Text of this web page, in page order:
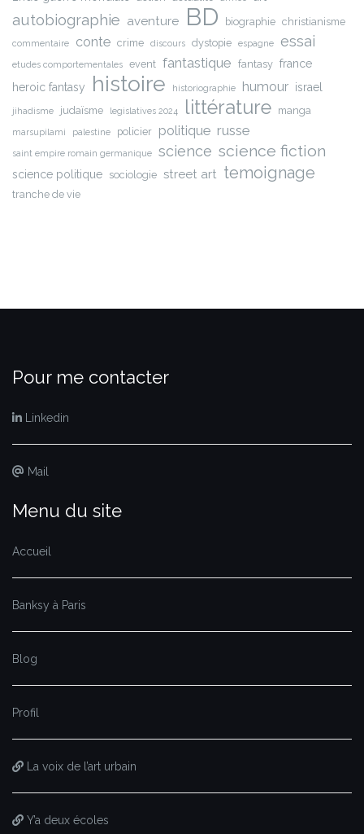
autobiographie aventure BD biographie christianisme
commentaire conte crime discours dystopie espagne essai
etudes comportementales event fantastique fantasy france
heroic fantasy
histoire historiographie humour israel
jihadisme judaïsme legislatives 2024 littérature manga
marsupilami palestine policier politique russe
saint empire romain germanique science science fiction
science politique sociologie street art temoignage
tranche de vie
Pour me contacter
Linkedin
Mail
Menu du site
Accueil
Banksy à Paris
Blog
Profil
La voix de l’art urbain
Y’a deux écoles